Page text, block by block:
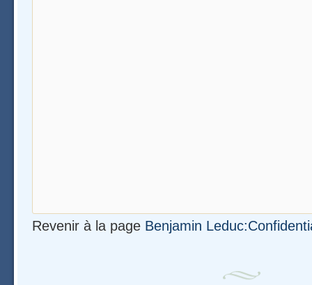
Revenir à la page Benjamin